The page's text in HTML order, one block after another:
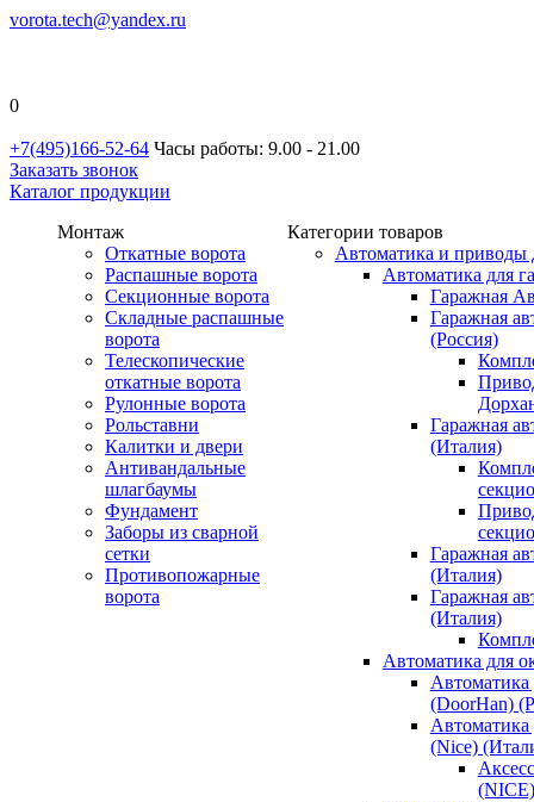
vorota.tech@yandex.ru
0
+7(495)166-52-64 Часы работы: 9.00 - 21.00
Заказать звонок
Каталог продукции
Монтаж
Откатные ворота
Распашные ворота
Секционные ворота
Складные распашные
ворота
Телескопические
откатные ворота
Рулонные ворота
Рольставни
Калитки и двери
Антивандальные
шлагбаумы
Фундамент
Заборы из сварной
сетки
Противопожарные
ворота
Категории товаров
Автоматика и приводы
Автоматика для
Гаражная
Гаражная
(Россия)
Гаражная
(Италия)
Гаражная
(Италия)
Гаражная
(Италия)
Автоматика для
Автоматика
(DoorHan)
Автоматика
(Nice)
(NICE)